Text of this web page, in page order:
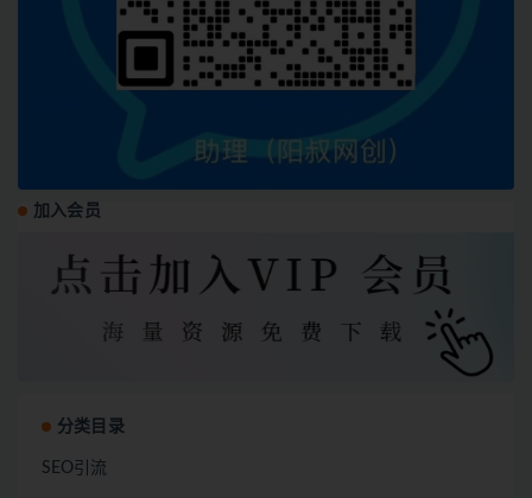
加入会员
分类目录
SEO引流